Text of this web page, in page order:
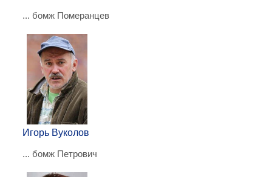
... бомж Померанцев
Игорь Вуколов
... бомж Петрович